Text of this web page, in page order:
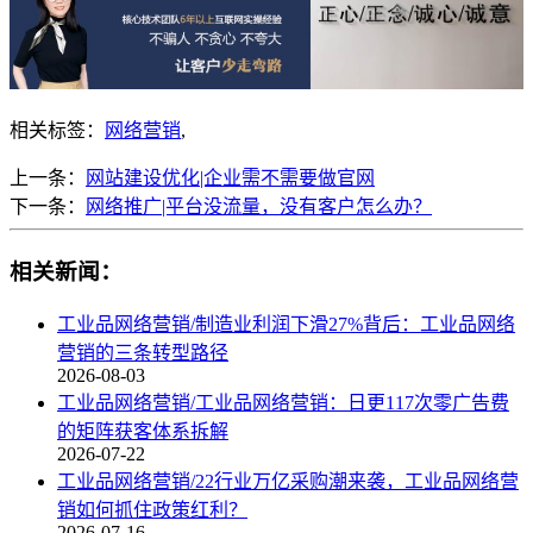
相关标签： 网络营销,
上一条：
网站建设优化|企业需不需要做官网
下一条：
网络推广|平台没流量，没有客户怎么办？
相关新闻：
工业品网络营销/制造业利润下滑27%背后：工业品网络
营销的三条转型路径
2026-08-03
工业品网络营销/工业品网络营销：日更117次零广告费
的矩阵获客体系拆解
2026-07-22
工业品网络营销/22行业万亿采购潮来袭，工业品网络营
销如何抓住政策红利？